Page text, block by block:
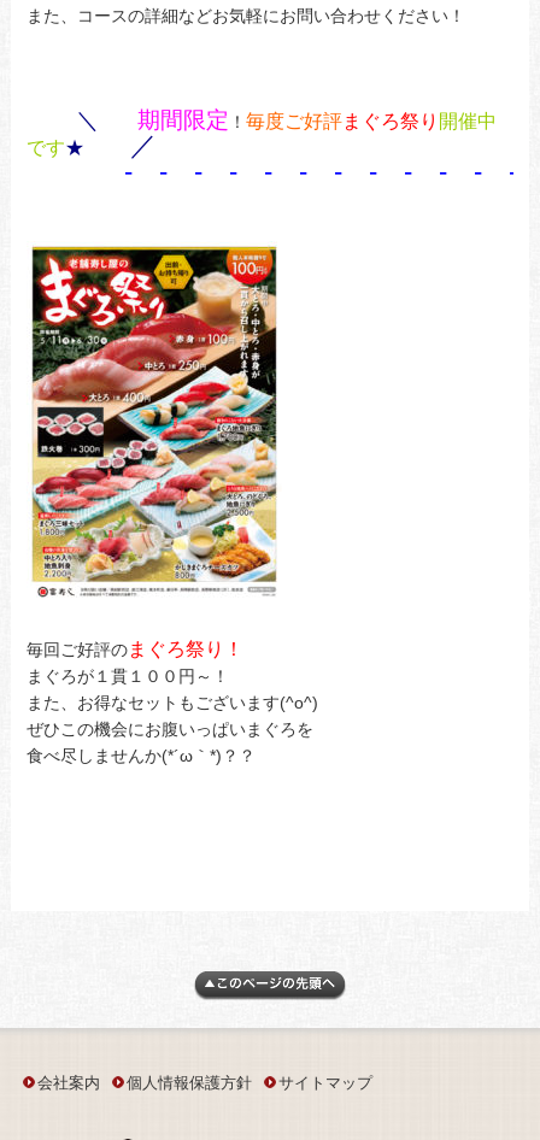
また、コースの詳細などお気軽にお問い合わせください！
＼ 期間限定 ！ 毎度ご好評まぐろ祭り 開催中
です★
／
- - - - - - - - - - - -
毎回ご好評のまぐろ祭り！
まぐろが１貫１００円～！
また、お得なセットもございます(^o^)
ぜひこの機会にお腹いっぱいまぐろを
食べ尽しませんか(*´ω｀*)？？
会社案内 個人情報保護方針 サイトマップ